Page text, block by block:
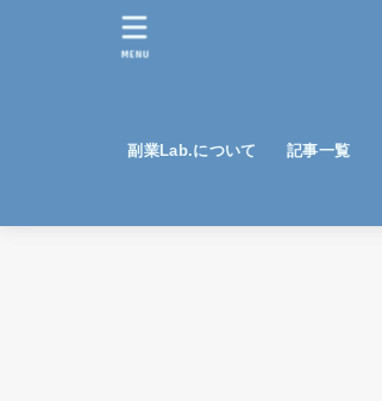
副業Lab.について 記事一覧
MENU